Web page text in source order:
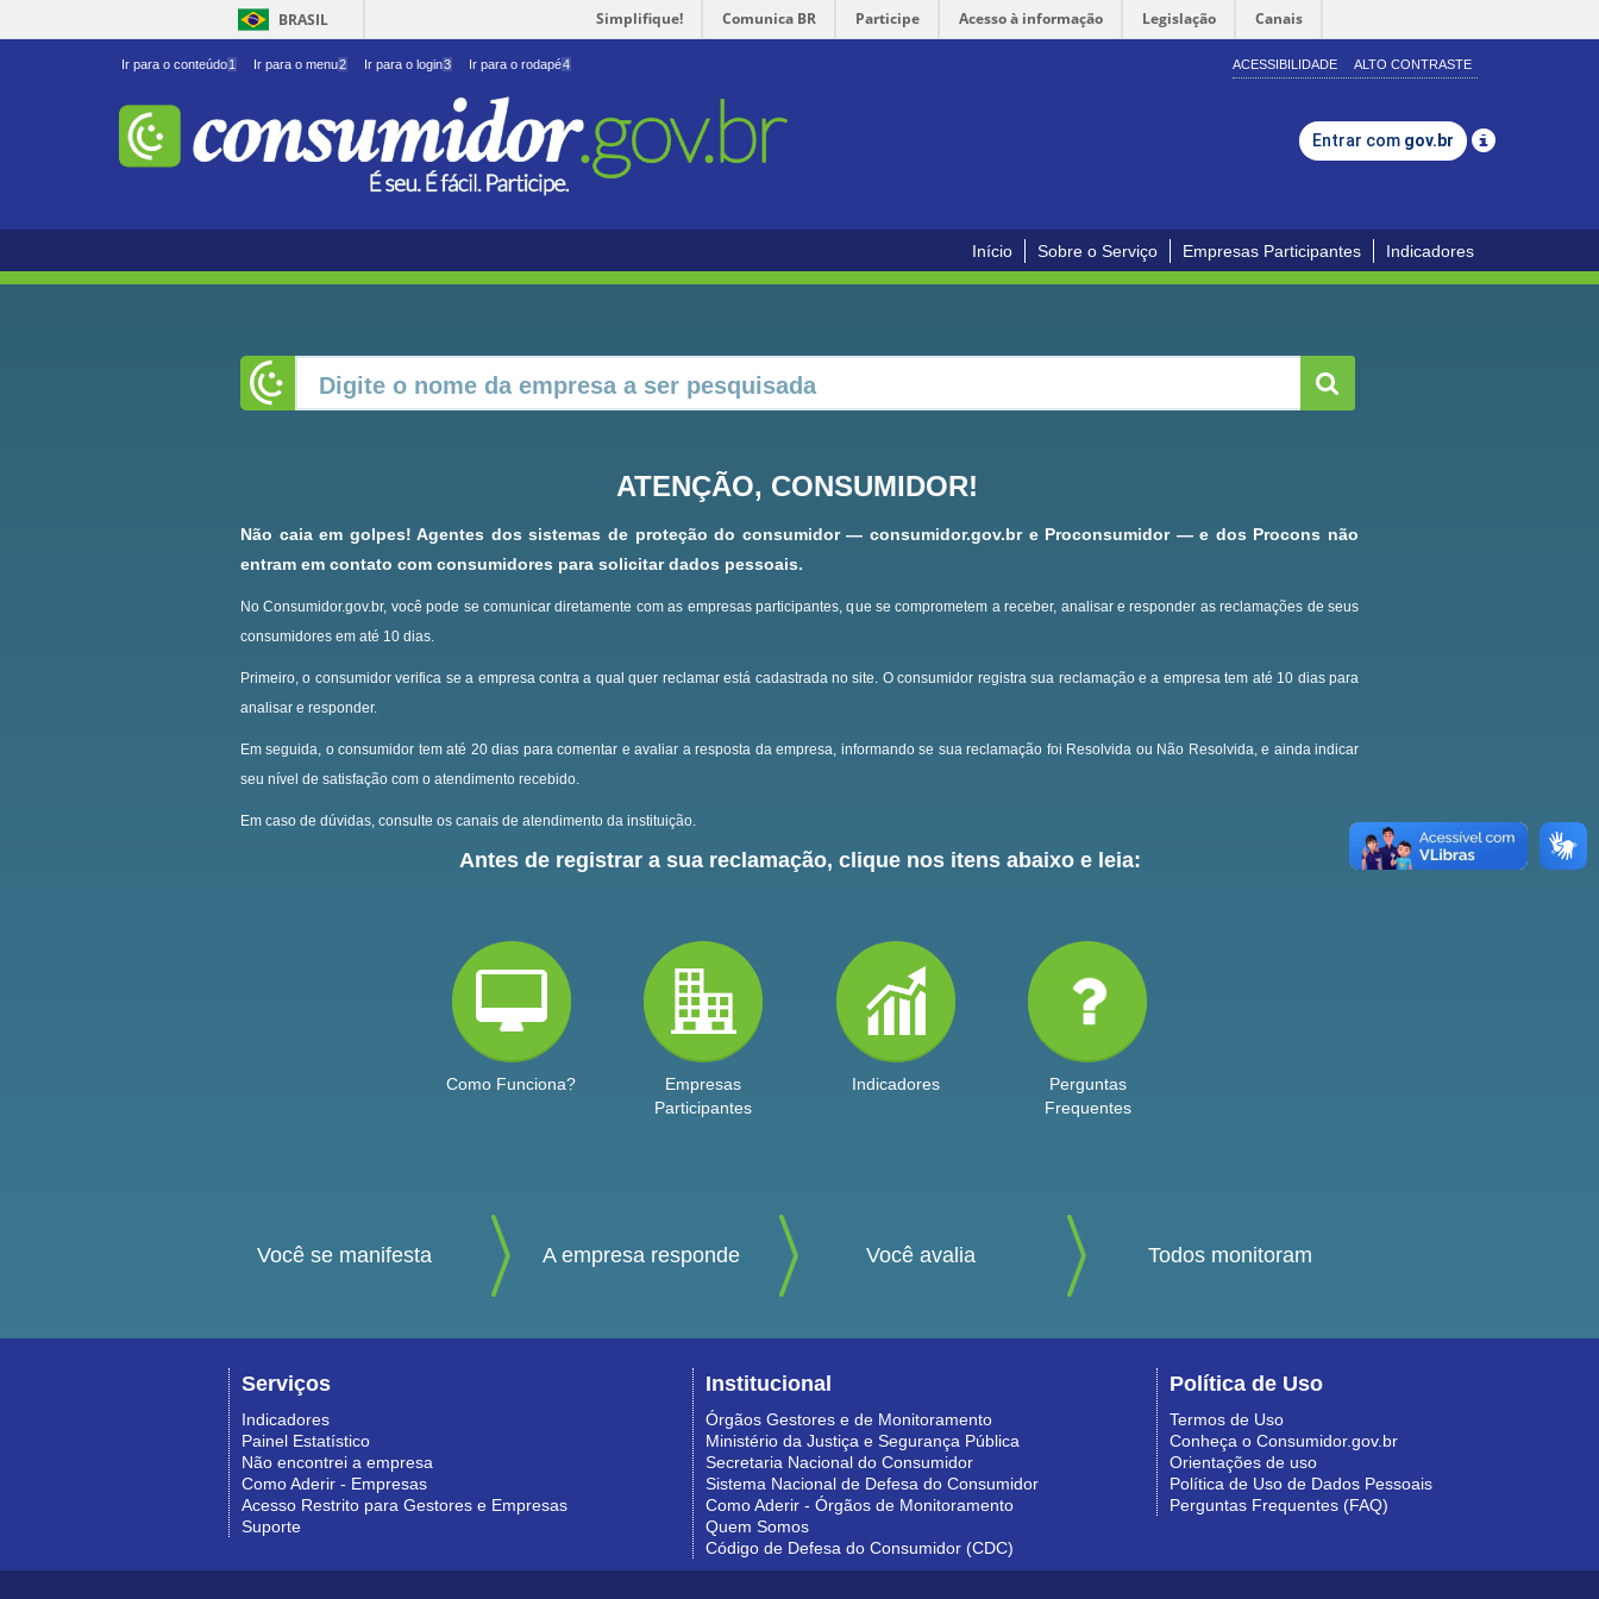
BRASIL Simplifique! Comunica BR Participe Acesso à informação Legislação Canais
Ir para o conteúdo1 Ir para o menu2 Ir para o login3 Ir para o rodapé4 ACESSIBILIDADE ALTO CONTRASTE
Entrar com gov.br
Início Sobre o Serviço Empresas Participantes Indicadores
ATENÇÃO, CONSUMIDOR!
Não caia em golpes! Agentes dos sistemas de proteção do consumidor — consumidor.gov.br e Proconsumidor — e dos Procons não
entram em contato com consumidores para solicitar dados pessoais.
No Consumidor.gov.br, você pode se comunicar diretamente com as empresas participantes, que se comprometem a receber, analisar e responder as reclamações de seus
consumidores em até 10 dias.
Primeiro, o consumidor verifica se a empresa contra a qual quer reclamar está cadastrada no site. O consumidor registra sua reclamação e a empresa tem até 10 dias para
analisar e responder.
Em seguida, o consumidor tem até 20 dias para comentar e avaliar a resposta da empresa, informando se sua reclamação foi Resolvida ou Não Resolvida, e ainda indicar
seu nível de satisfação com o atendimento recebido.
Em caso de dúvidas, consulte os canais de atendimento da instituição.
Antes de registrar a sua reclamação, clique nos itens abaixo e leia:
Como Funciona?
Empresas
Participantes
Indicadores
Perguntas
Frequentes
Você se manifesta A empresa responde Você avalia Todos monitoram
Serviços
Indicadores
Painel Estatístico
Não encontrei a empresa
Como Aderir - Empresas
Acesso Restrito para Gestores e Empresas
Suporte
Institucional
Órgãos Gestores e de Monitoramento
Ministério da Justiça e Segurança Pública
Secretaria Nacional do Consumidor
Sistema Nacional de Defesa do Consumidor
Como Aderir - Órgãos de Monitoramento
Quem Somos
Código de Defesa do Consumidor (CDC)
Política de Uso
Termos de Uso
Conheça o Consumidor.gov.br
Orientações de uso
Política de Uso de Dados Pessoais
Perguntas Frequentes (FAQ)